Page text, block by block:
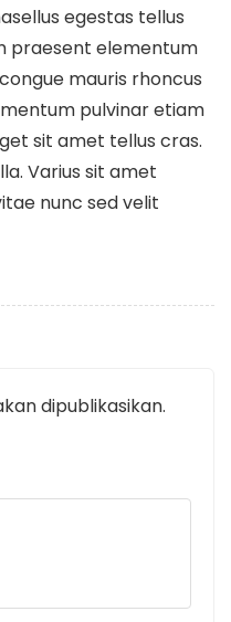
egestas tellus
praesent elementum
mauris rhoncus
pulvinar etiam
sit amet tellus cras.
Varius sit amet
nunc sed velit
dipublikasikan.